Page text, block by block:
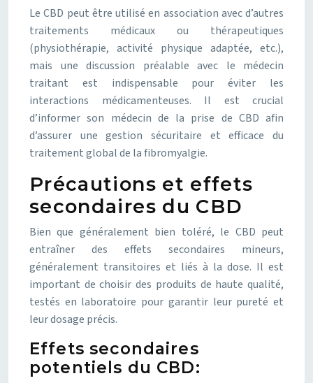
Le CBD peut être utilisé en association avec d’autres
traitements médicaux ou thérapeutiques
(physiothérapie, activité physique adaptée, etc.),
mais une discussion préalable avec le médecin
traitant est indispensable pour éviter les
interactions médicamenteuses. Il est crucial
d’informer son médecin de la prise de CBD afin
d’assurer une gestion sécuritaire et efficace du
traitement global de la fibromyalgie.
Précautions et effets
secondaires du CBD
Bien que généralement bien toléré, le CBD peut
entraîner des effets secondaires mineurs,
généralement transitoires et liés à la dose. Il est
important de choisir des produits de haute qualité,
testés en laboratoire pour garantir leur pureté et
leur dosage précis.
Effets secondaires
potentiels du CBD: